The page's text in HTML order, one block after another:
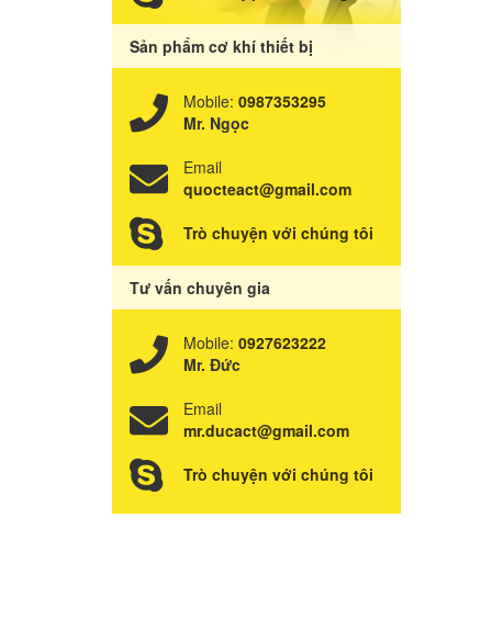
EQUIMENT FAN FILTER UNIT (
EFU )
TỦ QUẦN ÁO PHÒNG SẠCH
HỘP KHÍ CHẢY TẦNG
BUỒNG CHUYỂN HÀNG THỔI KHÍ
- (PASSBOX AIR SHOWERING)
VAN GIẢM ÁP PHÒNG SẠCH
Sản phẩm cơ khí thiết bị
Mobile: 0987353295
Mr. Ngọc
Email
quocteact@gmail.com
Trò chuyện với chúng tôi
Tư vấn chuyên gia
Mobile: 0927623222
Mr. Đức
Email
mr.ducact@gmail.com
Trò chuyện với chúng tôi